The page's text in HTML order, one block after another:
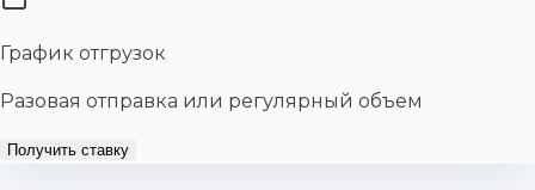
График отгрузок
Разовая отправка или регулярный объем
Получить ставку